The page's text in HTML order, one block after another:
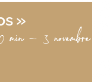
»
min- 3 novembre